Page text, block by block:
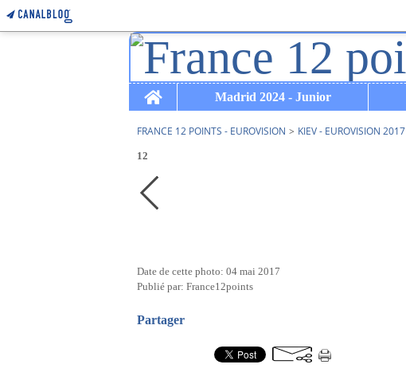
Home
Madrid 2024 - Junior
FRANCE 12 POINTS - EUROVISION > KIEV - EUROVISION 2017
12
Date de cette photo: 04 mai 2017
Publié par: France12points
Partager